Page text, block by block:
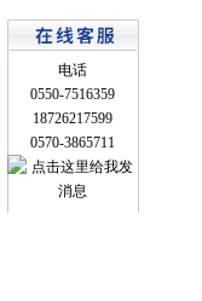
电话
0550-7516359
18726217599
0570-3865711